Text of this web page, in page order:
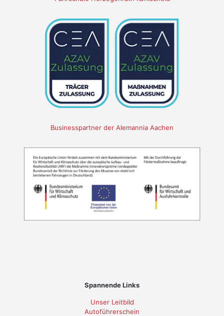
Businesspartner der Alemannia Aachen
Spannende Links
Unser Leitbild
Autoführerschein